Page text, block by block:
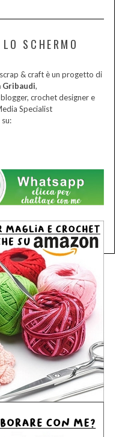
SCHERMO
& craft è un progetto di
Gribaudi,
crochet designer e
Specialist